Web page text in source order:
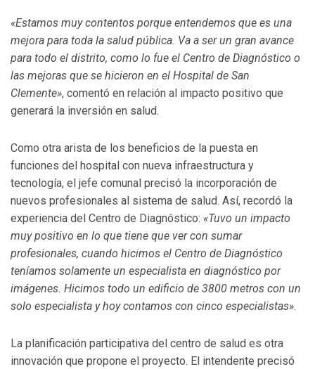
«Estamos muy contentos porque entendemos que es una
mejora para toda la salud pública. Va a ser un gran avance
para todo el distrito, como lo fue el Centro de Diagnóstico o
las mejoras que se hicieron en el Hospital de San
Clemente», comentó en relación al impacto positivo que
generará la inversión en salud.
Como otra arista de los beneficios de la puesta en
funciones del hospital con nueva infraestructura y
tecnología, el jefe comunal precisó la incorporación de
nuevos profesionales al sistema de salud. Así, recordó la
experiencia del Centro de Diagnóstico: «Tuvo un impacto
muy positivo en lo que tiene que ver con sumar
profesionales, cuando hicimos el Centro de Diagnóstico
teníamos solamente un especialista en diagnóstico por
imágenes. Hicimos todo un edificio de 3800 metros con un
solo especialista y hoy contamos con cinco especialistas».
La planificación participativa del centro de salud es otra
innovación que propone el proyecto. El intendente precisó